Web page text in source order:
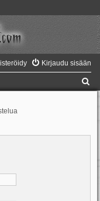
Kirjaudu sisään